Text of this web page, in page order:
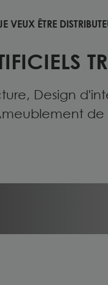
VEUX ÊTRE
VEUX ÊTRE
Design
de